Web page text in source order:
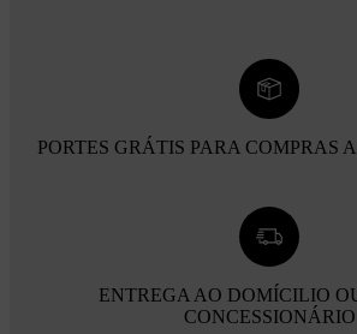
PORTES GRÁTIS PARA COMPRAS
ENTREGA AO DOMÍCILIO
CONCESSIONÁRIO